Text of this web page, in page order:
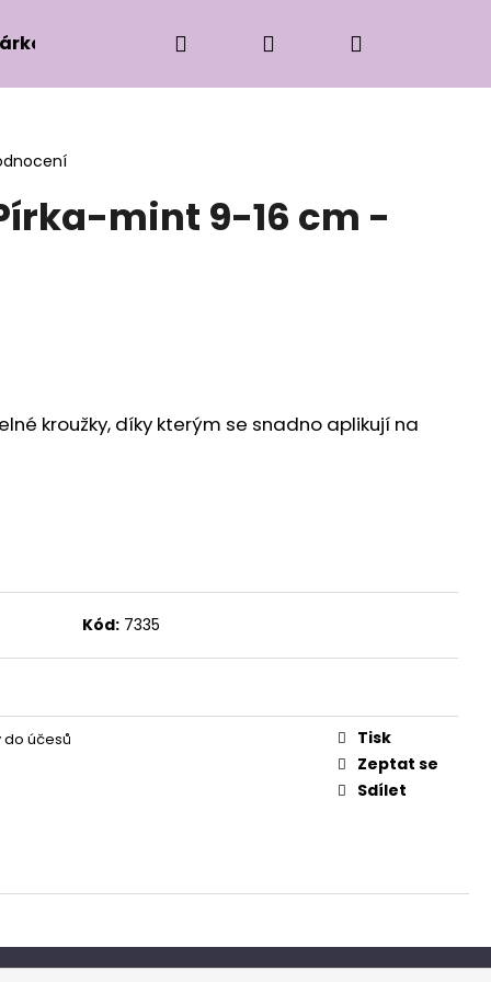
edice Příslušenství k zaplétání
Přihlášení
mint 9-16 cm -
kroužky, díky kterým se snadno aplikují na
Kód: 7335
účesů
Tisk
Zeptat se
Sdílet